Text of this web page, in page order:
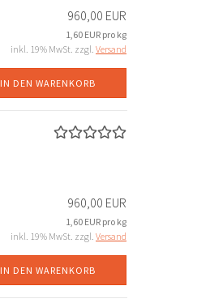
960,00 EUR
1,60 EUR pro kg
inkl. 19% MwSt. zzgl. Versand
IN DEN WARENKORB
960,00 EUR
1,60 EUR pro kg
inkl. 19% MwSt. zzgl. Versand
IN DEN WARENKORB